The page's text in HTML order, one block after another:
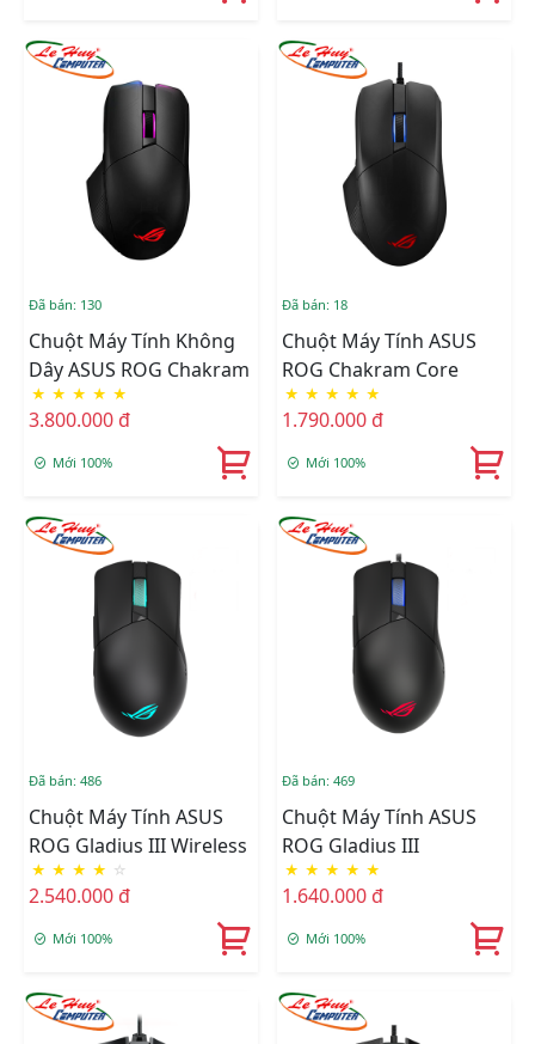
Đã bán: 130
Chuột Máy Tính Không
Dây ASUS ROG Chakram
★ ★ ★ ★ ★
3.800.000 đ
Mới 100%
Đã bán: 18
Chuột Máy Tính ASUS
ROG Chakram Core
★ ★ ★ ★ ★
1.790.000 đ
Mới 100%
Đã bán: 486
Chuột Máy Tính ASUS
ROG Gladius III Wireless
★ ★ ★ ★ ☆
2.540.000 đ
Mới 100%
Đã bán: 469
Chuột Máy Tính ASUS
ROG Gladius III
★ ★ ★ ★ ★
1.640.000 đ
Mới 100%